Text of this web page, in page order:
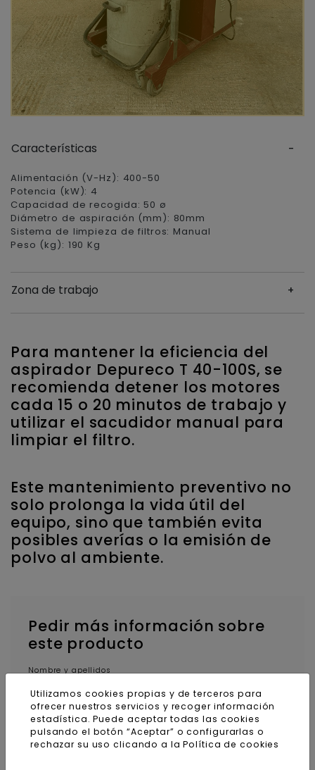
Características
Alimentación (V-Hz): 400-50
Potencia (kW): 4
Capacidad de recogida: 50 ø
Diámetro de aspiración (mm): 80mm
Sistema de limpieza de filtros: Manual
Peso (kg): 190 Kg
Zona de trabajo
Para mantener la eficiencia del
aspirador Depureco T 40-100S, se
recomienda detener los motores
cada 15 o 20 minutos de trabajo y
utilizar el sacudidor manual para
limpiar el filtro.
Este mantenimiento preventivo no
solo prolonga la vida útil del
equipo, sino que también evita
posibles averías o la emisión de
polvo al ambiente.
Pedir más información sobre
este producto
Nombre y apellidos
E-mail
Utilizamos cookies propias y de terceros para
ofrecer nuestros servicios y recoger información
estadística. Puede aceptar todas las cookies
pulsando el botón “Aceptar” o configurarlas o
rechazar su uso clicando a laPolítica de cookies